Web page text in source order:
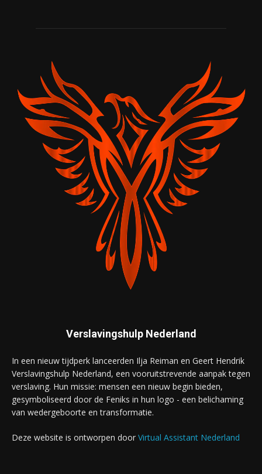
Verslavingshulp Nederland
In een nieuw tijdperk lanceerden Ilja Reiman en Geert Hendrik
Verslavingshulp Nederland, een vooruitstrevende aanpak tegen
verslaving. Hun missie: mensen een nieuw begin bieden,
gesymboliseerd door de Feniks in hun logo - een belichaming
van wedergeboorte en transformatie.
Deze website is ontworpen door Virtual Assistant Nederland